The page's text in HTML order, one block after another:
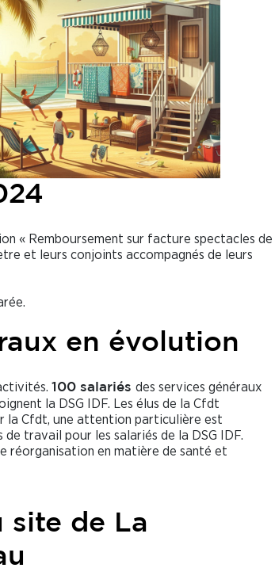
« Remboursement sur facture spectacles de
et leurs conjoints accompagnés de leurs
en évolution
100 salariés des services généraux
la DSG IDF. Les élus de la Cfdt
la Cfdt, une attention particulière est
travail pour les salariés de la DSG IDF.
réorganisation en matière de santé et
site de La